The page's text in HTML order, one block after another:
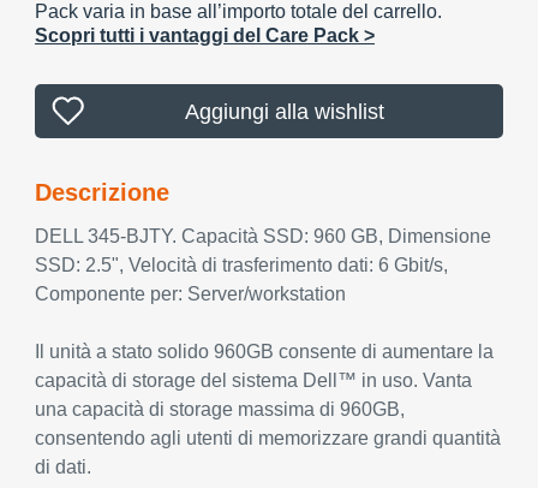
Pack varia in base all’importo totale del carrello.
Scopri tutti i vantaggi del Care Pack >
Aggiungi alla wishlist
Descrizione
DELL 345-BJTY. Capacità SSD: 960 GB, Dimensione
SSD: 2.5", Velocità di trasferimento dati: 6 Gbit/s,
Componente per: Server/workstation
Il unità a stato solido 960GB consente di aumentare la
capacità di storage del sistema Dell™ in uso. Vanta
una capacità di storage massima di 960GB,
consentendo agli utenti di memorizzare grandi quantità
di dati.